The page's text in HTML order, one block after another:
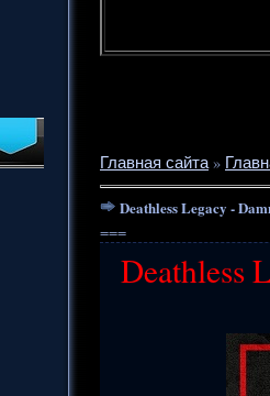
Главная сайта»
Deathless Legacy -
===
Deathless